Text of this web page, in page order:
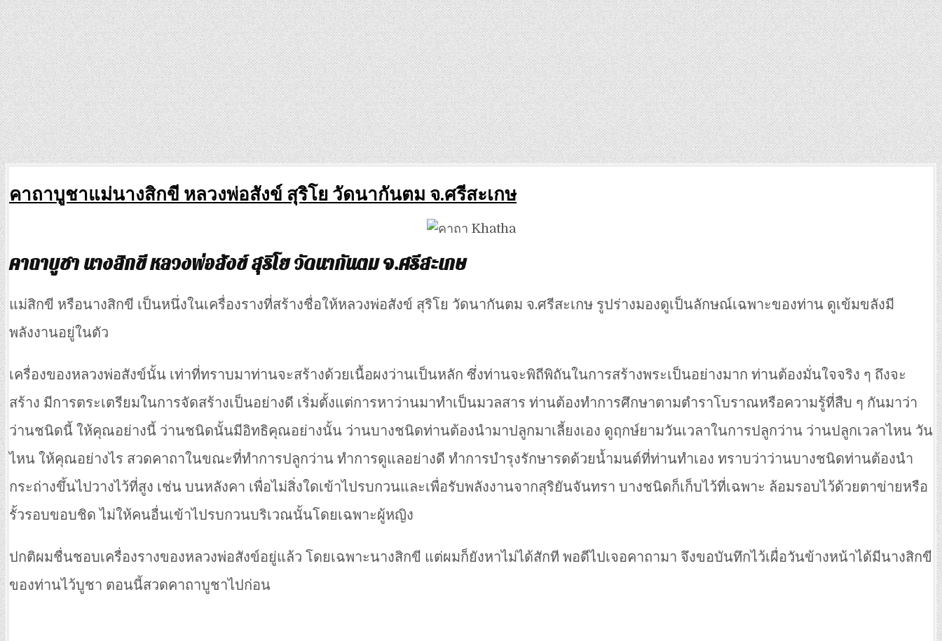
คาถาบูชาแม่นางสิกขี หลวงพ่อสังข์ สุริโย วัดนากันตม จ.ศรีสะเกษ
คาถาบูชา นางสิกขี หลวงพ่อสังข์ สุริโย วัดนากันตม จ.ศรีสะเกษ
แม่สิกขี หรือนางสิกขี เป็นหนึ่งในเครื่องรางที่สร้างชื่อให้หลวงพ่อสังข์ สุริโย วัดนากันตม จ.ศรีสะเกษ รูปร่างมองดูเป็นลักษณ์เฉพาะของท่าน ดูเข้มขลังมี
พลังงานอยู่ในตัว
เครื่องของหลวงพ่อสังข์นั้น เท่าที่ทราบมาท่านจะสร้างด้วยเนื้อผงว่านเป็นหลัก ซึ่งท่านจะพิถีพิถันในการสร้างพระเป็นอย่างมาก ท่านต้องมั่นใจจริง ๆ ถึงจะ
สร้าง มีการตระเตรียมในการจัดสร้างเป็นอย่างดี เริ่มตั้งแต่การหาว่านมาทำเป็นมวลสาร ท่านต้องทำการศึกษาตามตำราโบราณหรือความรู้ที่สืบ ๆ กันมาว่า
ว่านชนิดนี้ ให้คุณอย่างนี้ ว่านชนิดนั้นมีอิทธิคุณอย่างนั้น ว่านบางชนิดท่านต้องนำมาปลูกมาเลี้ยงเอง ดูฤกษ์ยามวันเวลาในการปลูกว่าน ว่านปลูกเวลาไหน วัน
ไหน ให้คุณอย่างไร สวดคาถาในขณะที่ทำการปลูกว่าน ทำการดูแลอย่างดี ทำการบำรุงรักษารดด้วยน้ำมนต์ที่ท่านทำเอง ทราบว่าว่านบางชนิดท่านต้องนำ
กระถ่างขึ้นไปวางไว้ที่สูง เช่น บนหลังคา เพื่อไม่สิ่งใดเข้าไปรบกวนและเพื่อรับพลังงานจากสุริยันจันทรา บางชนิดก็เก็บไว้ที่เฉพาะ ล้อมรอบไว้ด้วยตาข่ายหรือ
รั้วรอบขอบชิด ไม่ให้คนอื่นเข้าไปรบกวนบริเวณนั้นโดยเฉพาะผู้หญิง
ปกติผมชื่นชอบเครื่องรางของหลวงพ่อสังข์อยู่แล้ว โดยเฉพาะนางสิกขี แต่ผมก็ยังหาไม่ได้สักที พอดีไปเจอคาถามา จึงขอบันทึกไว้เผื่อวันข้างหน้าได้มีนางสิกขี
ของท่านไว้บูชา ตอนนี้สวดคาถาบูชาไปก่อน